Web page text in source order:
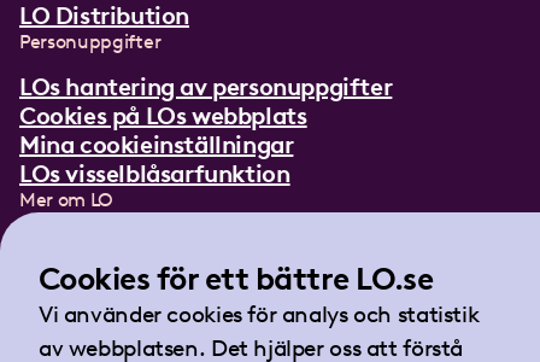
LO Distribution
Personuppgifter
LOs hantering av personuppgifter
Cookies på LOs webbplats
Mina cookieinställningar
LOs visselblåsarfunktion
Mer om LO
Lättläst om LO
Teckenspråksfilm
Tidningen Arbetet
Cookies för ett bättre LO.se
Vi använder cookies för analys och statistik
av webbplatsen. Det hjälper oss att förstå